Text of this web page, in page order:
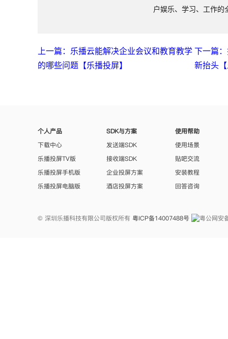
户娱乐、学习、工作的
上一篇：乐播云能解决企业会议和教育教学
的哪些问题【乐播投屏】
下一篇
新抬头
个人产品
下载中心
乐播投屏TV版
乐播投屏手机版
乐播投屏电脑版
SDK与方案
发送端SDK
接收端SDK
企业投屏方案
酒店投屏方案
使用帮助
使用场景
贴吧交流
安装教程
回答咨询
© 深圳乐播科技有限公司版权所有 粤ICP备14007488号